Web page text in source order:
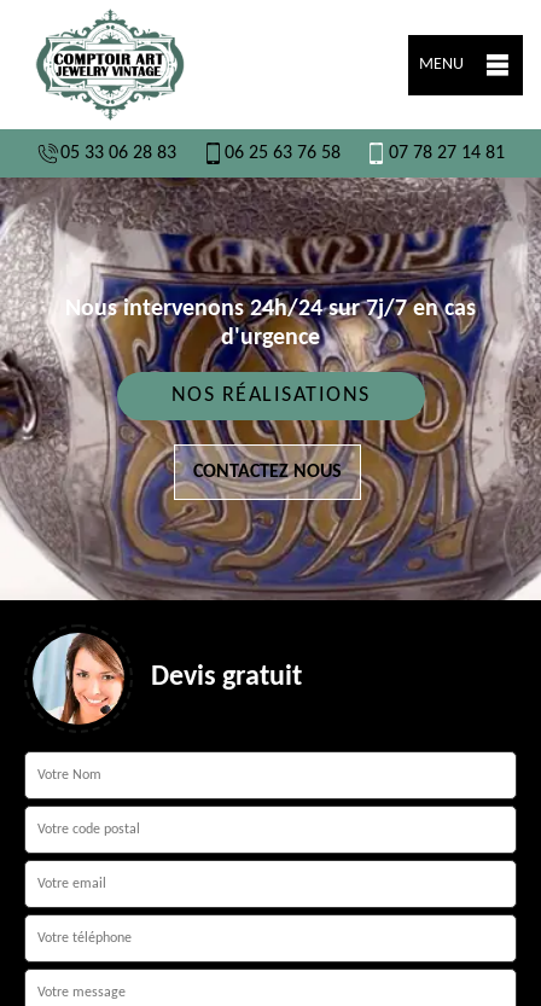
MENU
05 33 06 28 83 06 25 63 76 58 07 78 27 14 81
Nous intervenons 24h/24 sur 7j/7 en cas
d'urgence
NOS RÉALISATIONS
CONTACTEZ NOUS
Devis gratuit